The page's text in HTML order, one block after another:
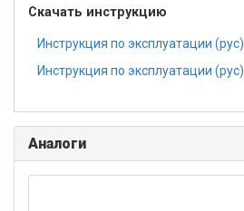
Скачать инструкцию
Инструкция по эксплуатации (рус)
Инструкция по эксплуатации (рус)
Аналоги